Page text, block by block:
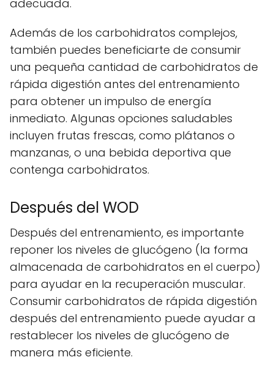
adecuada.
Además de los carbohidratos complejos,
también puedes beneficiarte de consumir
una pequeña cantidad de carbohidratos de
rápida digestión antes del entrenamiento
para obtener un impulso de energía
inmediato. Algunas opciones saludables
incluyen frutas frescas, como plátanos o
manzanas, o una bebida deportiva que
contenga carbohidratos.
Después del WOD
Después del entrenamiento, es importante
reponer los niveles de glucógeno (la forma
almacenada de carbohidratos en el cuerpo)
para ayudar en la recuperación muscular.
Consumir carbohidratos de rápida digestión
después del entrenamiento puede ayudar a
restablecer los niveles de glucógeno de
manera más eficiente.